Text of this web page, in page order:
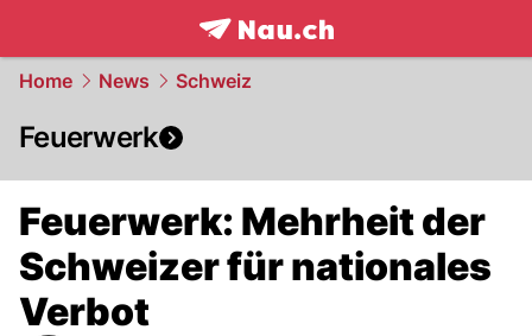
frontpage.NAU.ch
Home News Schweiz
Feuerwerk
Feuerwerk: Mehrheit der
Schweizer für nationales
Verbot